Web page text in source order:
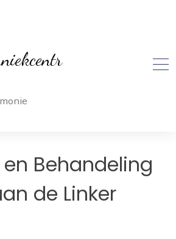
Behandeling
de Linker